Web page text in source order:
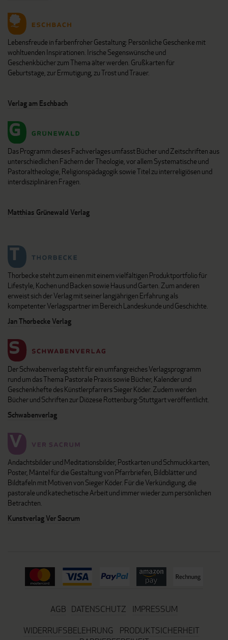
Lebensfreude in farbenfroher Gestaltung: Persönliche Geschenke mit
wohltuenden Inspirationen. Irische Segenswünsche und
Geschenkbücher zum Thema älter werden. Grußkarten für
Geburtstage, zur Ermutigung, zu Trost und Trauer.
Verlag am Eschbach
Das Programm dieses Fachverlages umfasst Bücher und Zeitschriften aus
unterschiedlichen Fächern der Theologie, vor allem Systematische und
Pastoraltheologie, Religionspädagogik sowie Titel zu interreligiösen und
interdisziplinären Fragen.
Matthias Grünewald Verlag
Thorbecke steht zum einen mit einem vielfältigen Produktportfolio für
Lifestyle, Kochen und Backen sowie Haus und Garten. Zum anderen
erweist sich der Verlag mit seiner langjährigen Erfahrung als
kompetenter Verlagspartner im Bereich Landeskunde und Geschichte.
Jan Thorbecke Verlag
Der Schwabenverlag steht für ein umfangreiches Verlagsprogramm
rund um das Thema Pastorale Praxis sowie Bücher, Kalender und
Geschenkhefte des Künstlerpfarrers Sieger Köder. Zudem werden
Bücher und Schriften zur Diözese Rottenburg-Stuttgart veröffentlicht.
Schwabenverlag
Andachtsbilder und Meditationsbilder, Postkarten und Schmuckkarten,
Poster, Mäntel für die Gestaltung von Pfarrbriefen, Bildblätter und
Bildtafeln mit Motiven von Sieger Köder. Für die Verkündigung, die
pastorale und katechetische Arbeit und immer wieder zum persönlichen
Betrachten.
Kunstverlag Ver Sacrum
AGB DATENSCHUTZ
IMPRESSUM
WIDERRUFSBELEHRUNG
PRODUKTSICHERHEIT